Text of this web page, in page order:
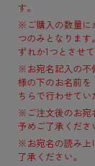
す。
※ご購入の数量に
つのみとなりま
ずれか1つとさせ
※お宛名記入の不
様の下のお名前を
ちらで行わせてい
※ご注文後のお宛
予めご了承くださ
※お宛名の読み上
了承ください。